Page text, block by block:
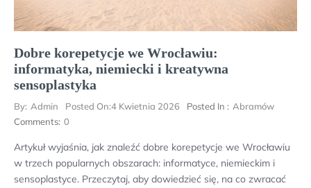
Dobre korepetycje we Wrocławiu:
informatyka, niemiecki i kreatywna
sensoplastyka
By: Admin Posted On:4 Kwietnia 2026 Posted In : Abramów
Comments: 0
Artykuł wyjaśnia, jak znaleźć dobre korepetycje we Wrocławiu
w trzech popularnych obszarach: informatyce, niemieckim i
sensoplastyce. Przeczytaj, aby dowiedzieć się, na co zwracać